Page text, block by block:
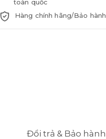
toàn quốc
Hàng chính hãng/Bảo
Đổi trả & Bảo hành